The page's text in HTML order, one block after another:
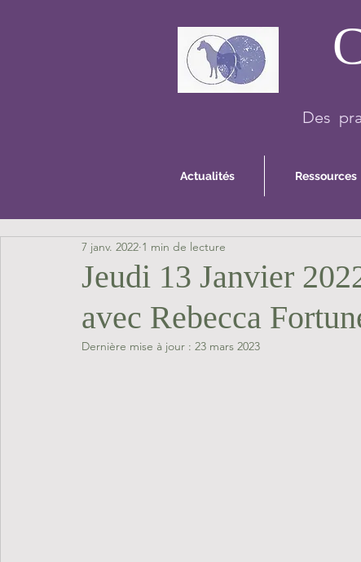
Des
Actualités Ressources
Jeudi 13 Janvier
avec Rebecca
7 janv. 2022 1 min de lecture
Dernière mise à jour : 23 mars 2023